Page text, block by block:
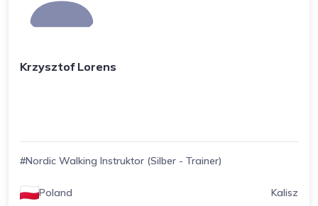
Krzysztof Lorens
#Nordic Walking Instruktor (Silber - Trainer)
Poland Kalisz